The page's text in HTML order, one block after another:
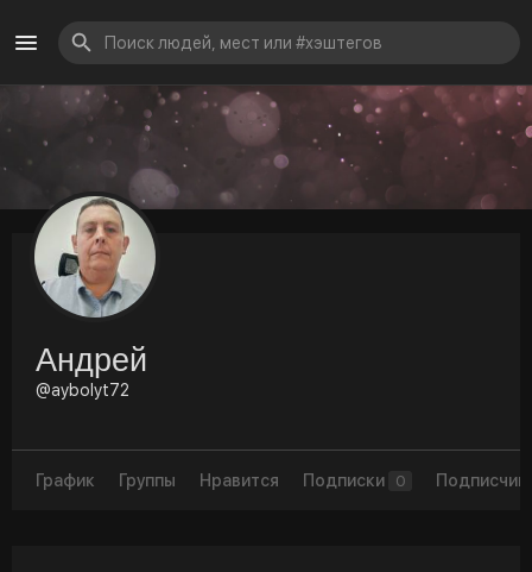
Андрей
@aybolyt72
График Группы Нравится Подписки 0